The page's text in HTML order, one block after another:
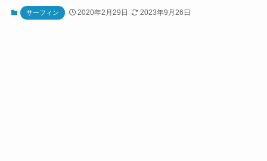
サーフィン 2020年2月29日 2023年9月26日